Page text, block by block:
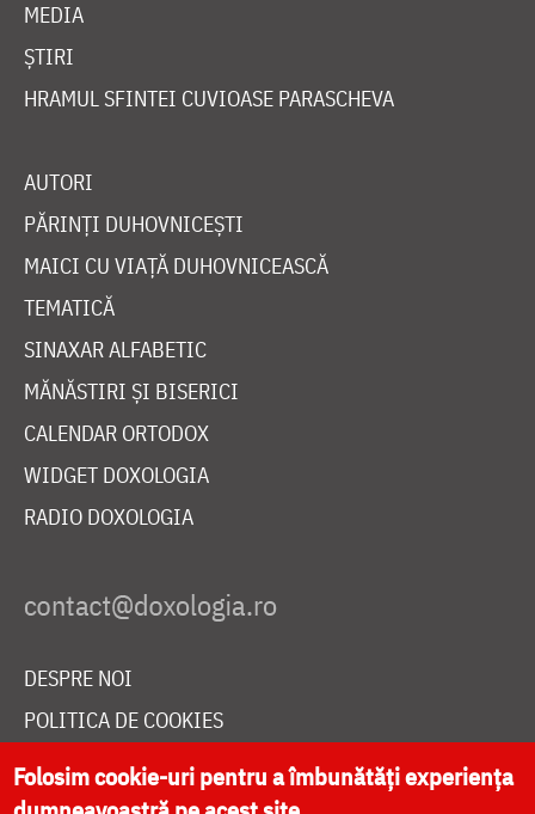
MEDIA
ȘTIRI
HRAMUL SFINTEI CUVIOASE PARASCHEVA
AUTORI
PĂRINȚI DUHOVNICEȘTI
MAICI CU VIAȚĂ DUHOVNICEASCĂ
TEMATICĂ
SINAXAR ALFABETIC
MĂNĂSTIRI ȘI BISERICI
CALENDAR ORTODOX
WIDGET DOXOLOGIA
RADIO DOXOLOGIA
DESPRE NOI
POLITICA DE COOKIES
DONEAZĂ ONLINE PENTRU CATEDRALA NAȚIONALĂ
Folosim cookie-uri pentru a îmbunătăți experiența